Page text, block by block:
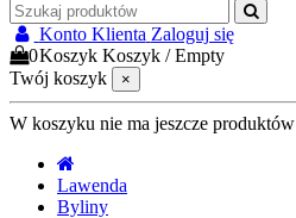
Konto Klienta Zaloguj się
0Koszyk Koszyk /Empty
Twój koszyk
×
W koszyku nie ma jeszcze produktów
Lawenda
Byliny